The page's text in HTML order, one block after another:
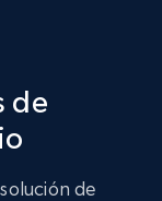
de
de